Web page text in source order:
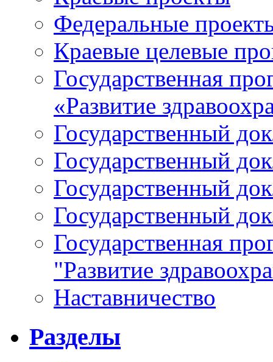
Федеральные
Краевые целевые
Государственная
«Развитие
Государственный
Государственный
Государственный
Государственный
Государственная
"Развитие
Наставничество
Разделы